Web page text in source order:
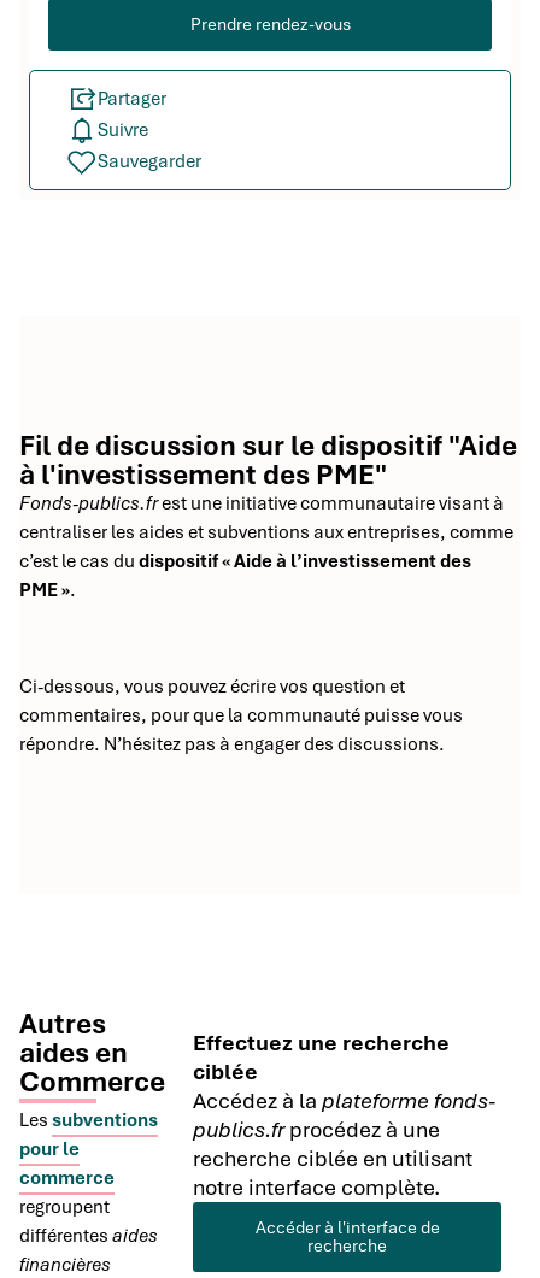
Prendre rendez-vous
Partager
Suivre
Sauvegarder
Fil de discussion sur le dispositif "Aide
à l'investissement des PME"
Fonds-publics.frest une initiative communautaire visant à
centraliser les aides et subventions aux entreprises, comme
c’est le cas du dispositif « Aide à l’investissement des
PME ».
Ci-dessous, vous pouvez écrire vos question et
commentaires, pour que la communauté puisse vous
répondre. N’hésitez pas à engager des discussions.
Autres
aides en
Commerce
Les subventions
pour le
commerce
regroupent
différentes aides
financières
Effectuez une recherche
ciblée
Accédez à laplateforme fonds-
publics.frprocédez à une
recherche ciblée en utilisant
notre interface complète.
Accéder à l'interface de
recherche